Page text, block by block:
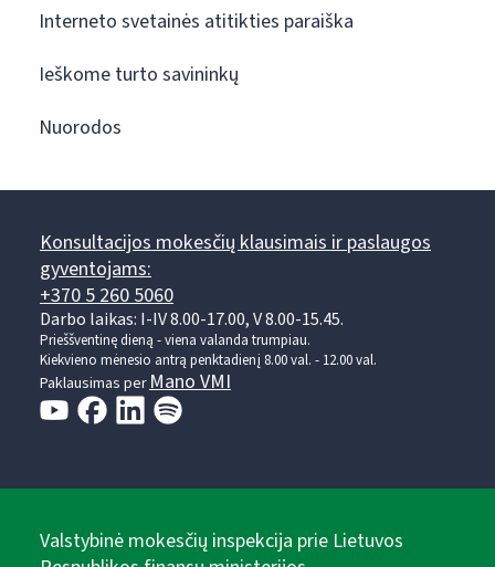
Interneto svetainės atitikties paraiška
Ieškome turto savininkų
Nuorodos
Konsultacijos mokesčių klausimais ir paslaugos
gyventojams:
+370 5 260 5060
Darbo laikas: I-IV 8.00-17.00, V 8.00-15.45.
Prieššventinę dieną - viena valanda trumpiau.
Kiekvieno mėnesio antrą penktadienį 8.00 val. - 12.00 val.
Paklausimas perMano VMI
Valstybinė mokesčių inspekcija prie Lietuvos